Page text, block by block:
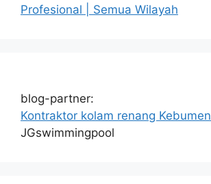
Profesional | Semua Wilayah
blog-partner:
Kontraktor kolam renang Kebumen
JGswimmingpool